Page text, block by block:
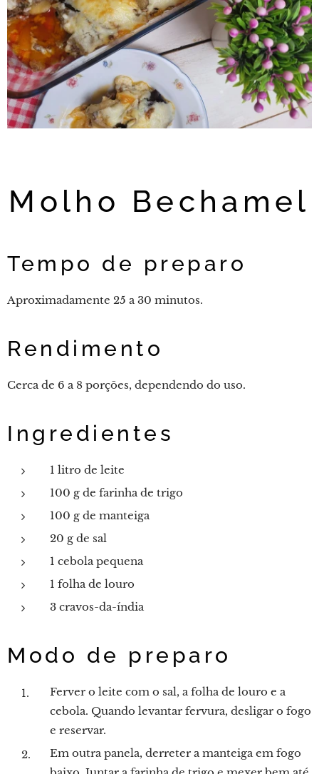
Molho Bechamel
Tempo de preparo
Aproximadamente 25 a 30 minutos.
Rendimento
Cerca de 6 a 8 porções, dependendo do uso.
Ingredientes
1 litro de leite
100 g de farinha de trigo
100 g de manteiga
20 g de sal
1 cebola pequena
1 folha de louro
3 cravos-da-índia
Modo de preparo
Ferver o leite com o sal, a folha de louro e a
cebola. Quando levantar fervura, desligar o fogo
e reservar.
Em outra panela, derreter a manteiga em fogo